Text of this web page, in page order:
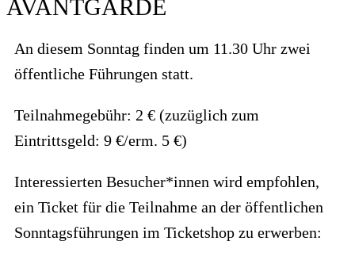
AVANTGARDE
An diesem Sonntag finden um 11.30 Uhr zwei
öffentliche Führungen statt.
Teilnahmegebühr: 2 € (zuzüglich zum
Eintrittsgeld: 9 €/erm. 5 €)
Interessierten Besucher*innen wird empfohlen,
ein Ticket für die Teilnahme an der öffentlichen
Sonntagsführungen im Ticketshop zu erwerben: